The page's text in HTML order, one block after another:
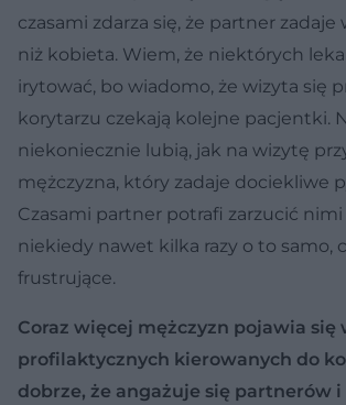
czasami zdarza się, że partner zadaje
niż kobieta. Wiem, że niektórych
irytować, bo wiadomo, że wizyta się
korytarzu czekają kolejne pacjentki.
niekoniecznie lubią, jak na wizytę
mężczyzna, który zadaje dociekliwe
Czasami partner potrafi zarzucić
niekiedy nawet kilka razy o to samo,
frustrujące.
Coraz więcej mężczyzn pojawia się
profilaktycznych kierowanych do
dobrze, że angażuje się partnerów i